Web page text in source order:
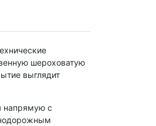
шероховатую
выглядит
напрямую с